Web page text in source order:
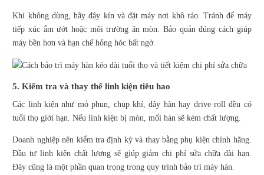
Khi không dùng, hãy đậy kín và đặt máy nơi khô ráo. Tránh để máy
tiếp xúc ẩm ướt hoặc môi trường ăn mòn. Bảo quản đúng cách giúp
máy bền hơn và hạn chế hỏng hóc bất ngờ.
5. Kiểm tra và thay thế linh kiện tiêu hao
Các linh kiện như mỏ phun, chụp khí, dây hàn hay drive roll đều có
tuổi thọ giới hạn. Nếu linh kiện bị mòn, mối hàn sẽ kém chất lượng.
Doanh nghiệp nên kiểm tra định kỳ và thay bằng phụ kiện chính hãng.
Đầu tư linh kiện chất lượng sẽ giúp giảm chi phí sửa chữa dài hạn.
Đây cũng là một phần quan trọng trong quy trình bảo trì máy hàn.